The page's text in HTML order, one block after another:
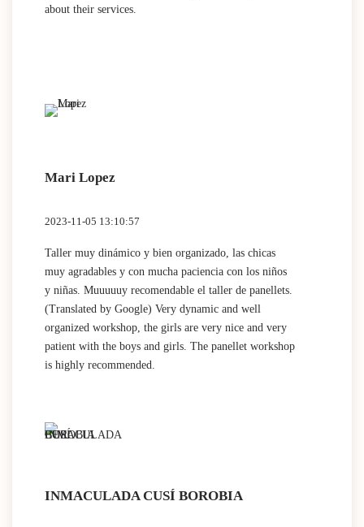
about their services.
Mari Lopez
2023-11-05 13:10:57
Taller muy dinámico y bien organizado, las chicas
muy agradables y con mucha paciencia con los niños
y niñas. Muuuuuy recomendable el taller de panellets.
(Translated by Google) Very dynamic and well
organized workshop, the girls are very nice and very
patient with the boys and girls. The panellet workshop
is highly recommended.
INMACULADA CUSÍ BOROBIA